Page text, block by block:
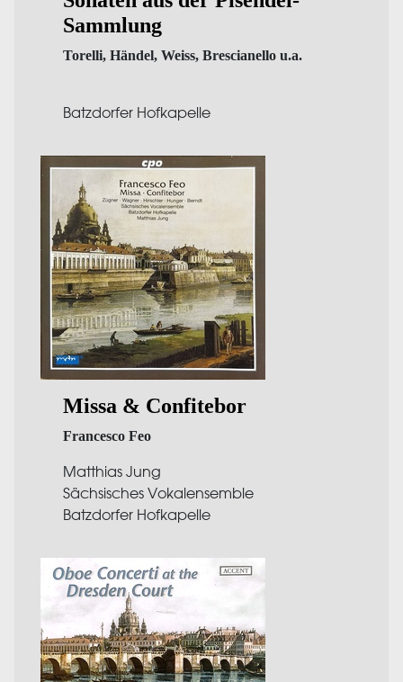
Sammlung
Torelli, Händel, Weiss, Brescianello u.a.
Batzdorfer Hofkapelle
Missa & Confitebor
Francesco Feo
Matthias Jung
Sächsisches Vokalensemble
Batzdorfer Hofkapelle